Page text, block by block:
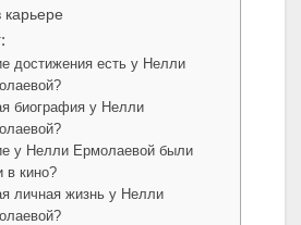
карьере
достижения есть у Нелли
биография у Нелли
у Нелли Ермолаевой были
в кино?
личная жизнь у Нелли